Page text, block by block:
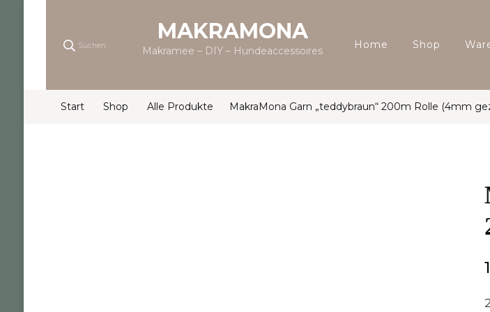
Suchen
MAKRAMONA
Makramee – DIY – Hundeaccessoires Home Shop
Start Shop Alle Produkte MakraMona Garn „teddybraun“ 200m Rolle (4mm